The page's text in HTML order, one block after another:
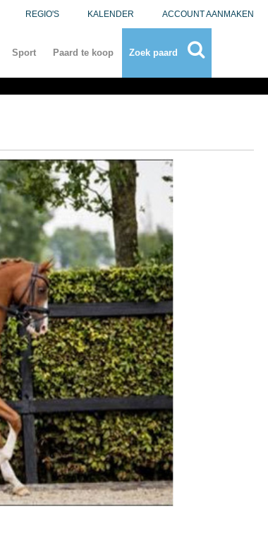
REGIO'S KALENDER ACCOUNT AANMAKEN
Sport Paard te koop Zoek paard